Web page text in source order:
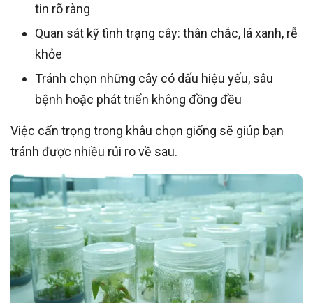
tin rõ ràng
Quan sát kỹ tình trạng cây: thân chắc, lá xanh, rễ
khỏe
Tránh chọn những cây có dấu hiệu yếu, sâu
bệnh hoặc phát triển không đồng đều
Việc cẩn trọng trong khâu chọn giống sẽ giúp bạn
tránh được nhiều rủi ro về sau.